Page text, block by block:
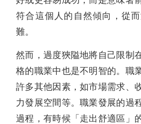
符合這個人的自然傾向，從
難。
然而，過度狹隘地將自己限制
格的職業中也是不明智的。職
許多其他因素，如市場需求、
力發展空間等。職業發展的過
過程，有時候「走出舒適區」